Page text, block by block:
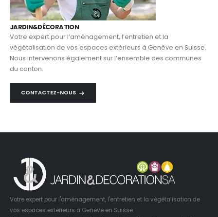
JARDIN&DÉCORATION
Votre expert pour l’aménagement, l’entretien et la
végétalisation de vos espaces extérieurs à Genève en Suisse.
Nous intervenons également sur l’ensemble des communes
du canton.
CONTACTEZ-NOUS
Votre expert pour l'aménagement, l'entretien et la végétalisation de
vos espaces extérieurs à Genève en Suisse.